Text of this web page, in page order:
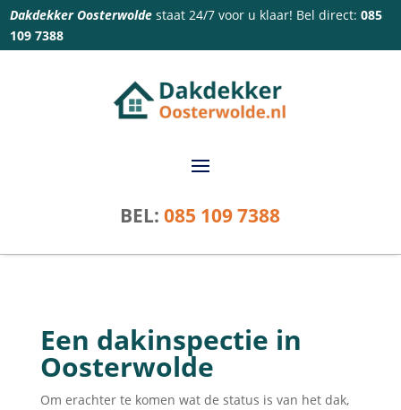
Dakdekker Oosterwolde staat 24/7 voor u klaar! Bel direct:085
109 7388
BEL:085 109 7388
Een dakinspectie in
Oosterwolde
Om erachter te komen wat de status is van het dak,